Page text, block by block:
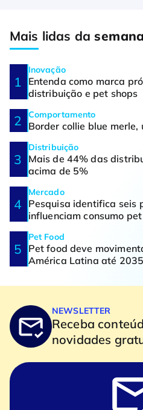
Mais lidas dasemana
Inovação
Entenda como marca
distribuição e pet shops
Comportamento
Border collie blue merle,
Distribuição
Mais de 44% das
acima de 5%
Mercado
Pesquisa identifica seis
influenciam consumo pet
Pet Food
Pet food deve
América Latina até 2035
NEWSLETTER
Receba
novidades